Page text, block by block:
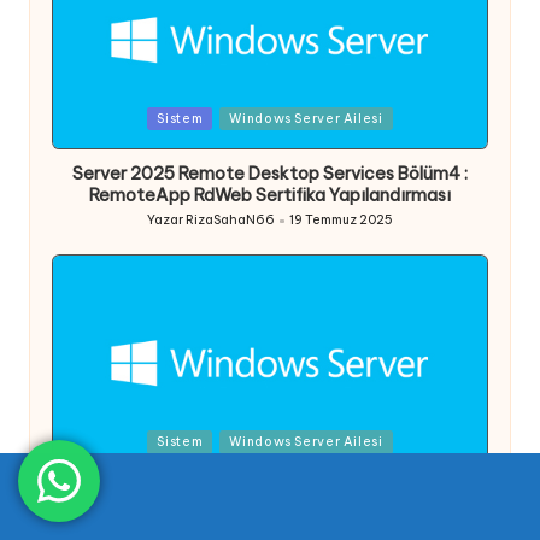
Sistem Windows Server Ailesi
Server 2025 Remote Desktop Services Bölüm4 :
RemoteApp RdWeb Sertifika Yapılandırması
Posted
by
Yazar RizaSahaN66 19 Temmuz 2025
Posted
in
Sistem Windows Server Ailesi
Server 2025 Remote Desktop Services Bölüm3 :